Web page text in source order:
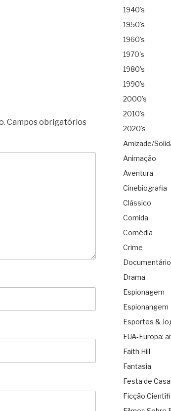
Campos obrigatórios
1940's
1950's
1960's
1970's
1980's
1990's
2000's
2010's
2020's
Amizade/
Animação
Aventura
Cinebiografia
Clássico
Comida
Comédia
Crime
Documentário
Drama
Espionagem
Espionangem
Esportes &
EUA-Europa:
Faith Hill
Fantasia
Festa de
Ficção